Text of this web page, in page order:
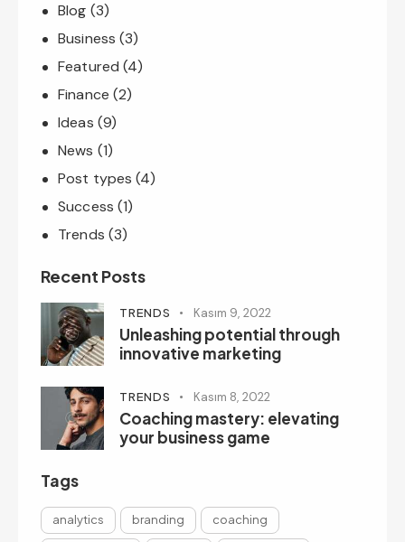
Blog (3)
Business (3)
Featured (4)
Finance (2)
Ideas (9)
News (1)
Post types (4)
Success (1)
Trends (3)
Recent Posts
TRENDS Kasım 9, 2022
Unleashing potential through
innovative marketing
TRENDS Kasım 8, 2022
Coaching mastery: elevating
your business game
Tags
analytics branding coaching